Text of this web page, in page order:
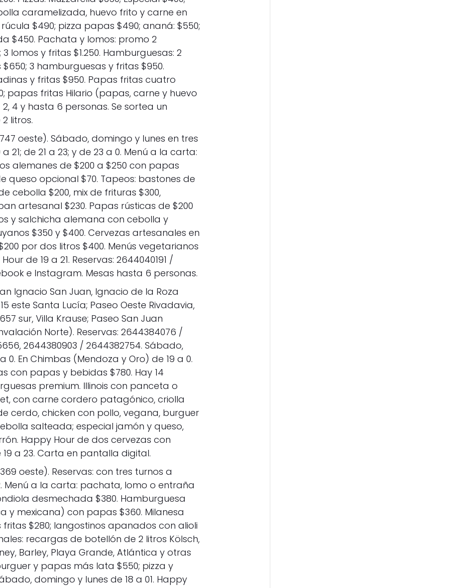
caramelizada, huevo frito y carne en
$490; pizza papas $490; ananá: $550;
$450. Pachata y lomos: promo 2
lomos y fritas $1.250. Hamburguesas: 2
3 hamburguesas y fritas $950.
y fritas $950. Papas fritas cuatro
papas fritas Hilario (papas, carne y huevo
4 y hasta 6 personas. Se sortea un
litros.
oeste). Sábado, domingo y lunes en tres
21; de 21 a 23; y de 23 a 0. Menú a la carta:
alemanes de $200 a $250 con papas
queso opcional $70. Tapeos: bastones de
cebolla $200, mix de frituras $300,
artesanal $230. Papas rústicas de $200
y salchicha alemana con cebolla y
$350 y $400. Cervezas artesanales en
por dos litros $400. Menús vegetarianos
de 19 a 21. Reservas: 2644040191 /
e Instagram. Mesas hasta 6 personas.
Ignacio San Juan, Ignacio de la Roza
este Santa Lucía; Paseo Oeste Rivadavia,
sur, Villa Krause; Paseo San Juan
Norte). Reservas: 2644384076 /
2644380903 / 2644382754. Sábado,
0. En Chimbas (Mendoza y Oro) de 19 a 0.
con papas y bebidas $780. Hay 14
premium. Illinois con panceta o
con carne cordero patagónico, criolla
cerdo, chicken con pollo, vegana, burguer
salteada; especial jamón y queso,
Happy Hour de dos cervezas con
a 23. Carta en pantalla digital.
oeste). Reservas: con tres turnos a
Menú a la carta: pachata, lomo o entraña
desmechada $380. Hamburguesa
y mexicana) con papas $360. Milanesa
$280; langostinos apanados con alioli
recargas de botellón de 2 litros Kölsch,
Barley, Playa Grande, Atlántica y otras
y papas más lata $550; pizza y
domingo y lunes de 18 a 01. Happy